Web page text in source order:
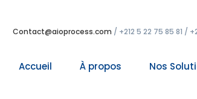
Contact@aioprocess.com / +212 5 22 75 85 81 /
Accueil À propos Nos